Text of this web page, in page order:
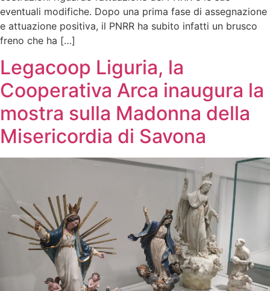
eventuali modifiche. Dopo una prima fase di assegnazione
e attuazione positiva, il PNRR ha subito infatti un brusco
freno che ha […]
Legacoop Liguria, la
Cooperativa Arca inaugura la
mostra sulla Madonna della
Misericordia di Savona